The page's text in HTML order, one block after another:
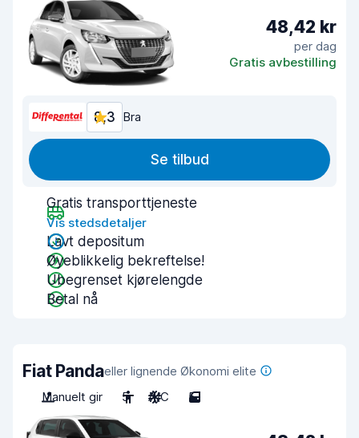
48,42 kr
per dag
Gratis avbestilling
8,3 Bra
Se tilbud
Gratis transporttjeneste
Vis stedsdetaljer
Lavt depositum
Øyeblikkelig bekreftelse!
Ubegrenset kjørelengde
Betal nå
Fiat Pandaeller lignende Økonomi elite
Manuelt gir
5 A/C 5